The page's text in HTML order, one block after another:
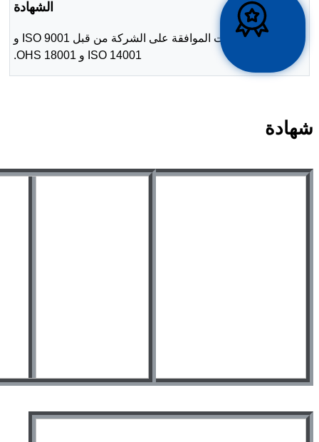
الشهادة
تمت الموافقة على الشركة من قبل ISO 9001 و
ISO 14001 و OHS 18001.
شهادة